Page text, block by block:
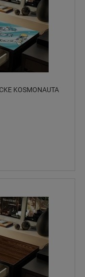
KOSMONAUTA